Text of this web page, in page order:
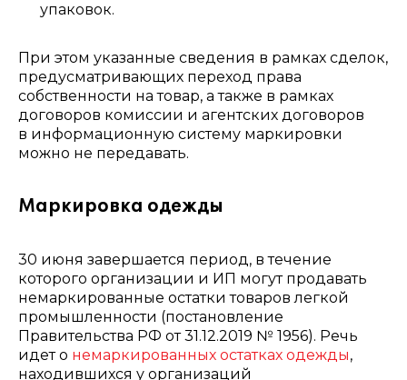
упаковок.
При этом указанные сведения в рамках сделок,
предусматривающих переход права
собственности на товар, а также в рамках
договоров комиссии и агентских договоров
в информационную систему маркировки
можно не передавать.
Маркировка одежды
30 июня завершается период, в течение
которого организации и ИП могут продавать
немаркированные остатки товаров легкой
промышленности (постановление
Правительства РФ от 31.12.2019 № 1956). Речь
идет о немаркированных остатках одежды,
находившихся у организаций